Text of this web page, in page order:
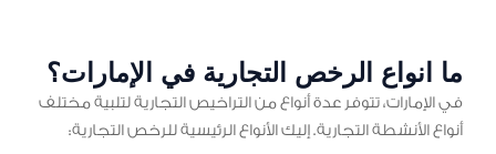
ما انواع الرخص التجارية في الإمارات؟
في الإمارات، تتوفر عدة أنواع من التراخيص التجارية لتلبية مختلف
أنواع الأنشطة التجارية. إليك الأنواع الرئيسية للرخص التجارية: